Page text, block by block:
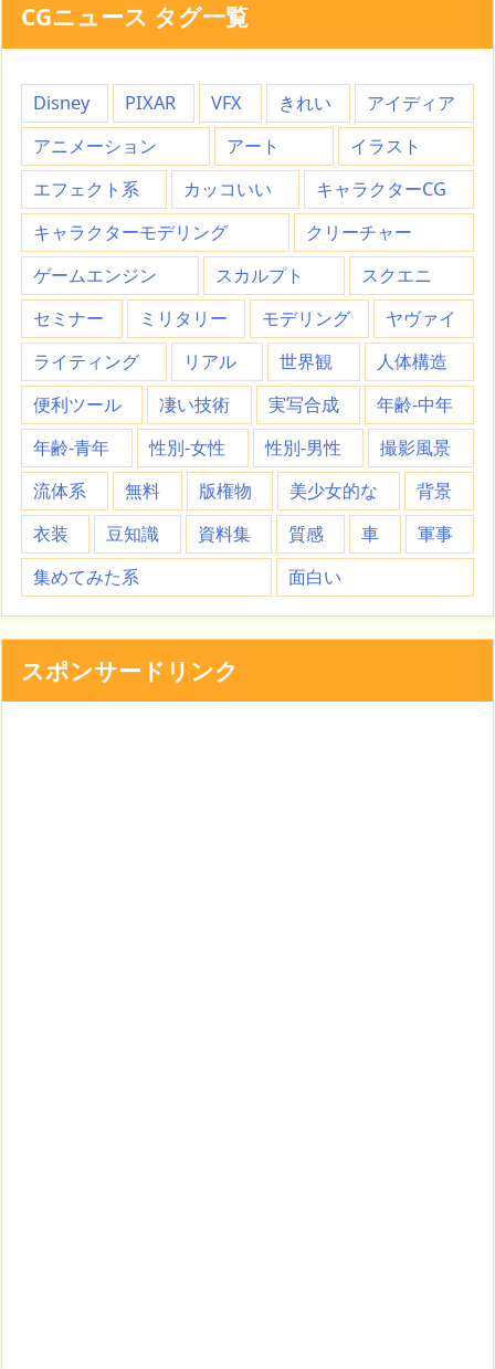
CGニュース タグ一覧
Disney PIXAR VFX きれい
アイディア
アニメーション
アート
イラスト
エフェクト系
カッコいい
キャラクターCG
キャラクターモデリング
クリーチャー
ゲームエンジン
スカルプト
スクエニ
セミナー
ミリタリー モデリング
ヤヴァイ
ライティング
リアル 世界観
人体構造
便利ツール
凄い技術 実写合成
年齢-中年
年齢-青年
性別-女性 性別-男性
撮影風景
流体系
無料 版権物 美少女的な
背景
衣装
豆知識 資料集 質感 車
軍事
集めてみた系
面白い
スポンサードリンク